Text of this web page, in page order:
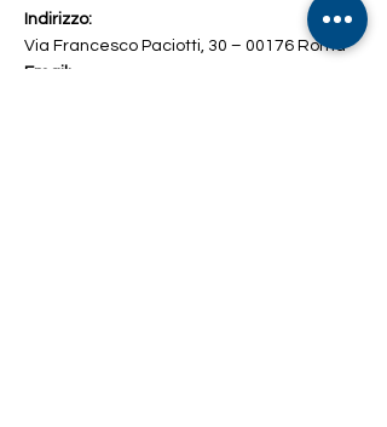
Indirizzo:
Via Francesco Paciotti, 30 – 00176 Roma
Email: